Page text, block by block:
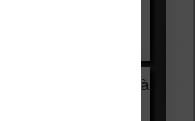
Zen + HOUSSE à